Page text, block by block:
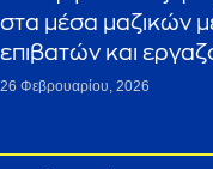
στα μέσα μαζικών
επιβατών και
26 Φεβρουαρίου, 2026